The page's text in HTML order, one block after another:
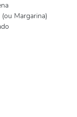
Margarina)